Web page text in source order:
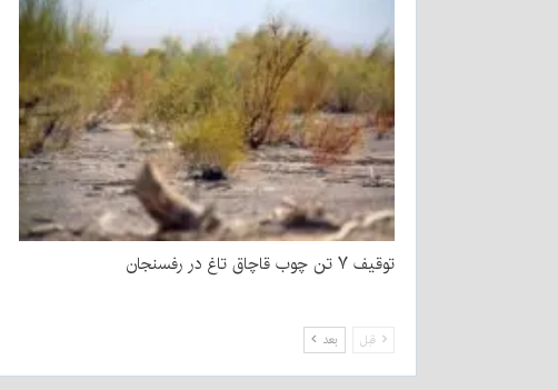
توقیف ۷ تن چوب قاچاق تاغ در رفسنجان
قبل بعد